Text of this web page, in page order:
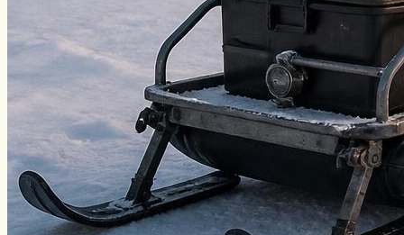
Снаряжение
Эхолоты
Лодки и моторы
Рецепты
Разное
Меню